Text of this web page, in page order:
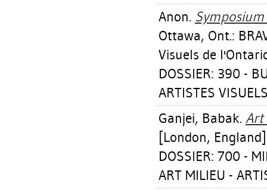
Anon.
Ottawa, Ont.:
Visuels de
DOSSIER: 390 -
ARTISTES
Ganjei, Babak. Art
[London,
DOSSIER: 700 -
ART MILIEU -